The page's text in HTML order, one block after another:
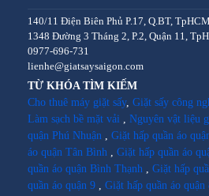
140/11 Điện Biên Phủ P.17, Q.BT, TpHCM
1348 Đường 3 Tháng 2, P.2, Quận 11,
0977-696-731
lienhe@giatsaysaigon.com
TỪ KHÓA TÌM KIẾM
Cho thuê máy giặt sấy, Giặt sấy công
Làm sạch bề mặt vải , Nguyên vật liệu
quận Phú Nhuận , Giặt hấp quần áo
áo quận Tân Bình , Giặt hấp quần áo
quần áo quận Bình Thạnh , Giặt hấp
quần áo quận 9 , Giặt hấp quần áo quận